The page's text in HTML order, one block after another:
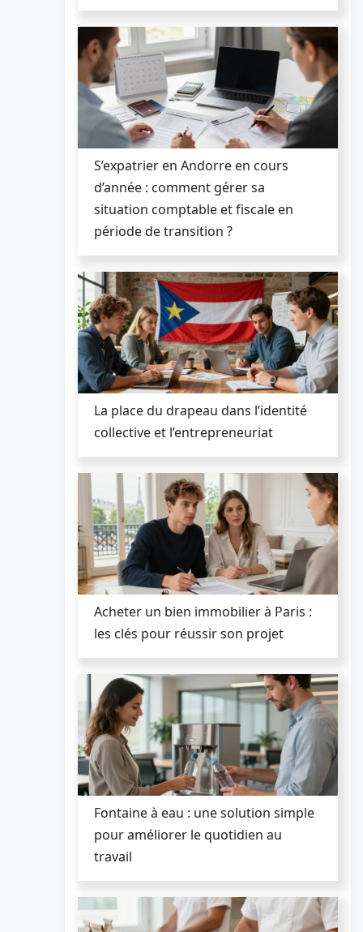
S’expatrier en Andorre en cours
d’année : comment gérer sa
situation comptable et fiscale en
période de transition ?
La place du drapeau dans l’identité
collective et l’entrepreneuriat
Acheter un bien immobilier à Paris :
les clés pour réussir son projet
Fontaine à eau : une solution simple
pour améliorer le quotidien au
travail